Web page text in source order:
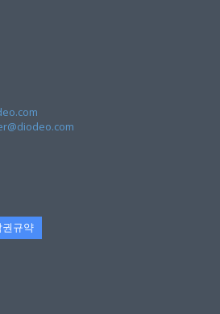
권규약